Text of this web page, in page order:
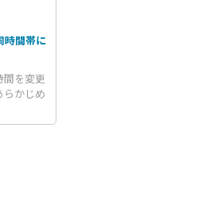
時間帯に
間を変更
らかじめ